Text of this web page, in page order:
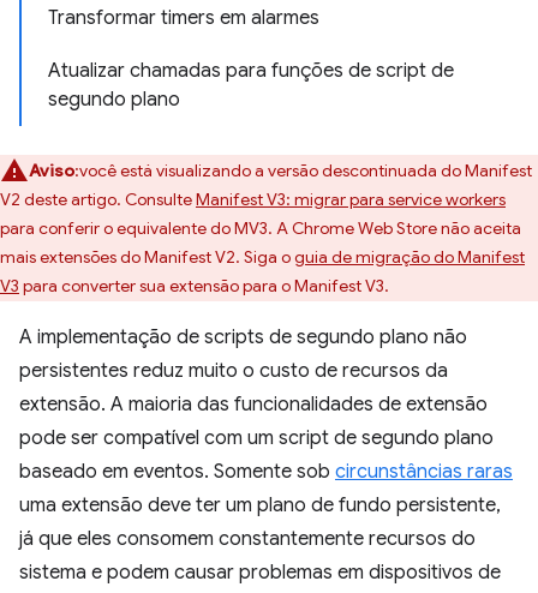
Transformar timers em alarmes
Atualizar chamadas para funções de script de
segundo plano
Aviso:você está visualizando a versão descontinuada do Manifest
V2 deste artigo. ConsulteManifest V3: migrar para service workers
para conferir o equivalente do MV3. A Chrome Web Store não aceita
mais extensões do Manifest V2. Siga oguia de migração do Manifest
V3 para converter sua extensão para o Manifest V3.
A implementação de scripts de segundo plano não
persistentes reduz muito o custo de recursos da
extensão. A maioria das funcionalidades de extensão
pode ser compatível com um script de segundo plano
baseado em eventos. Somente sob circunstâncias raras
uma extensão deve ter um plano de fundo persistente,
já que eles consomem constantemente recursos do
sistema e podem causar problemas em dispositivos de